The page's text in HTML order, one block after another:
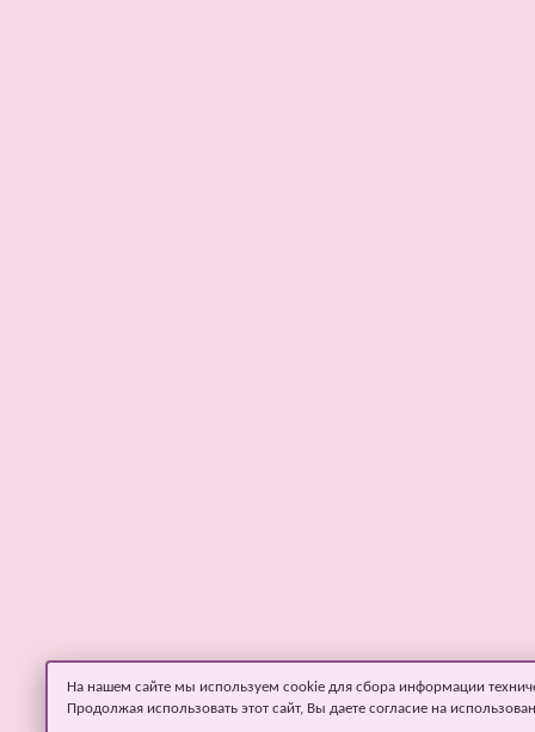
На нашем сайте мы используем cookie для сбора информации
Продолжая использовать этот сайт, Вы даете согласие на